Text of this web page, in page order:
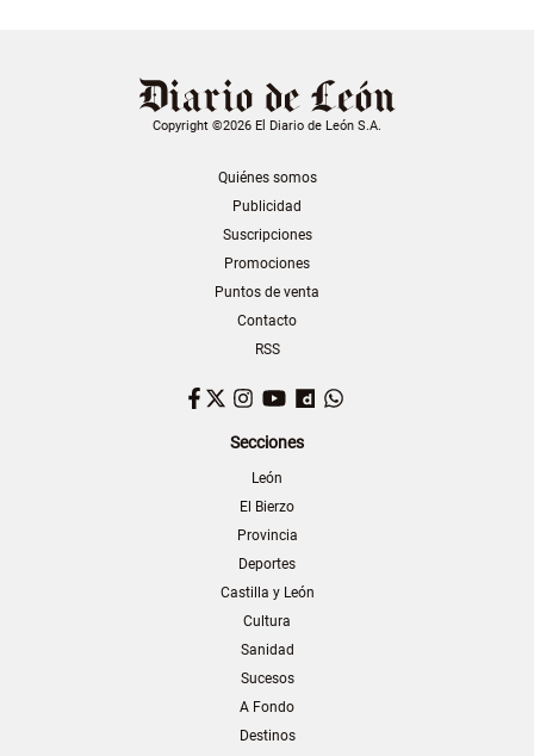
Copyright ©2026 El Diario de León S.A.
Quiénes somos
Publicidad
Suscripciones
Promociones
Puntos de venta
Contacto
RSS
Facebook
TwitterInstagram
YouTubeDailymotion
Secciones
León
El Bierzo
Provincia
Deportes
Castilla y León
Cultura
Sanidad
Sucesos
A Fondo
Destinos